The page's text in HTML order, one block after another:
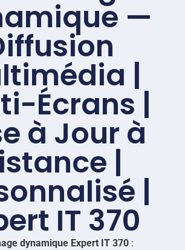
—
|
Écrans |
à Jour à
|
|
IT 370
dynamique Expert IT 370: